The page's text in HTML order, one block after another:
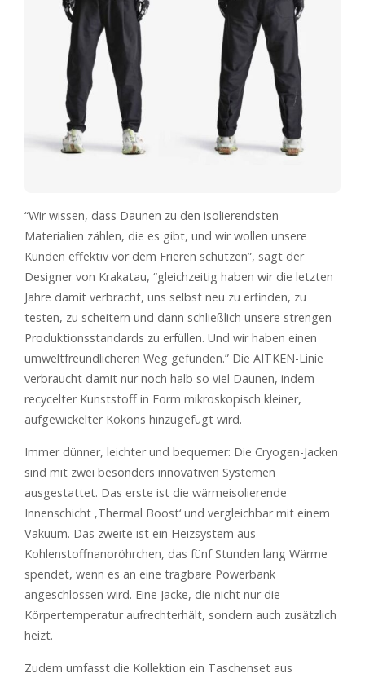
“Wir wissen, dass Daunen zu den isolierendsten
Materialien zählen, die es gibt, und wir wollen unsere
Kunden effektiv vor dem Frieren schützen”, sagt der
Designer von Krakatau, “gleichzeitig haben wir die letzten
Jahre damit verbracht, uns selbst neu zu erfinden, zu
testen, zu scheitern und dann schließlich unsere strengen
Produktionsstandards zu erfüllen. Und wir haben einen
umweltfreundlicheren Weg gefunden.” Die AITKEN-Linie
verbraucht damit nur noch halb so viel Daunen, indem
recycelter Kunststoff in Form mikroskopisch kleiner,
aufgewickelter Kokons hinzugefügt wird.
Immer dünner, leichter und bequemer: Die Cryogen-Jacken
sind mit zwei besonders innovativen Systemen
ausgestattet. Das erste ist die wärmeisolierende
Innenschicht ‚Thermal Boost‘ und vergleichbar mit einem
Vakuum. Das zweite ist ein Heizsystem aus
Kohlenstoffnanoröhrchen, das fünf Stunden lang Wärme
spendet, wenn es an eine tragbare Powerbank
angeschlossen wird. Eine Jacke, die nicht nur die
Körpertemperatur aufrechterhält, sondern auch zusätzlich
heizt.
Zudem umfasst die Kollektion ein Taschenset aus